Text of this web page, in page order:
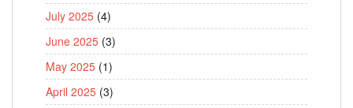
July 2025 (4)
June 2025 (3)
May 2025 (1)
April 2025 (3)